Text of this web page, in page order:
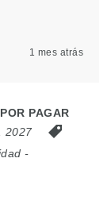
1 mes atrás
PAGAR
2027
-